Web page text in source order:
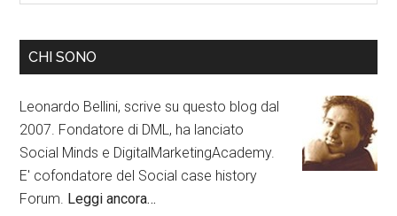
CHI SONO
Leonardo Bellini, scrive su questo blog dal
2007. Fondatore di DML, ha lanciato
Social Minds e DigitalMarketingAcademy.
E' cofondatore del Social case history
Forum. Leggi ancora…